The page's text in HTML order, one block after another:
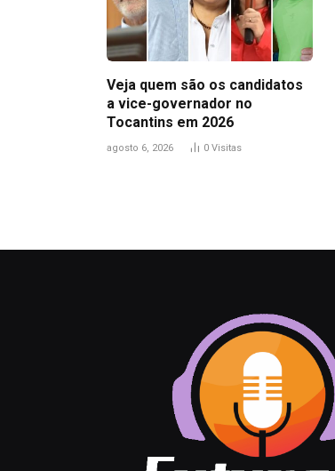
Veja quem são os candidatos
a vice-governador no
Tocantins em 2026
agosto 6, 2026 0 Visitas